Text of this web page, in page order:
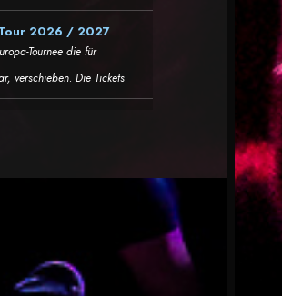
Tour 2026 / 2027
Tournee die für
verschieben. Die Tickets